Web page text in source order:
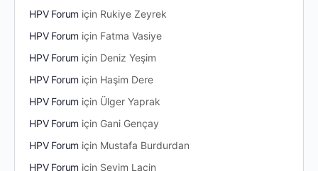
HPV Forum için Rukiye Zeyrek
HPV Forum için Fatma Vasiye
HPV Forum için Deniz Yeşim
HPV Forum için Haşim Dere
HPV Forum için Ülger Yaprak
HPV Forum için Gani Gençay
HPV Forum için Mustafa Burdurdan
HPV Forum için Sevim Laçin